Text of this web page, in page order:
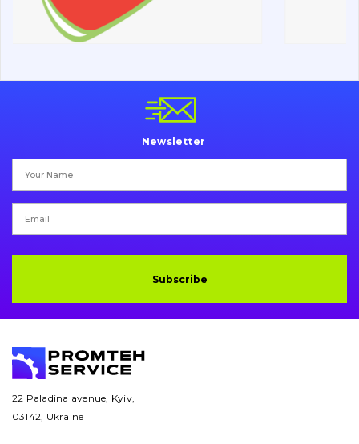
Bucket and adapters shrouds
Transmission
Drilling equipment
написати
листа
Newsletter
Subscribe
22 Paladina avenue, Kyiv,
03142, Ukraine